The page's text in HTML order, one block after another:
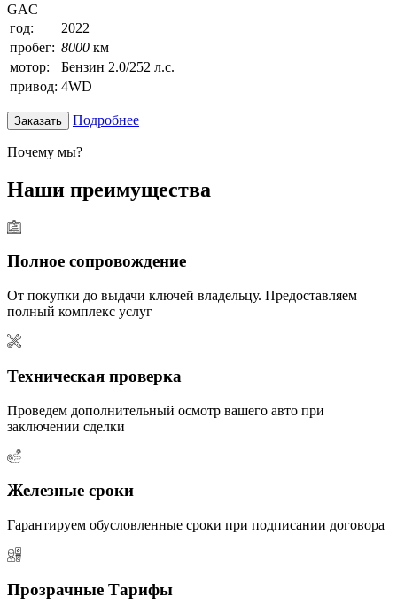
GAC
год:
2022
пробег: 8000 км
мотор:
Бензин 2.0/252 л.с.
привод: 4WD
Заказать Подробнее
Почему мы?
Наши преимущества
Полное сопровождение
От покупки до выдачи ключей владельцу. Предоставляем
полный комплекс услуг
Техническая проверка
Проведем дополнительный осмотр вашего авто при
заключении сделки
Железные сроки
Гарантируем обусловленные сроки при подписании договора
Прозрачные Тарифы